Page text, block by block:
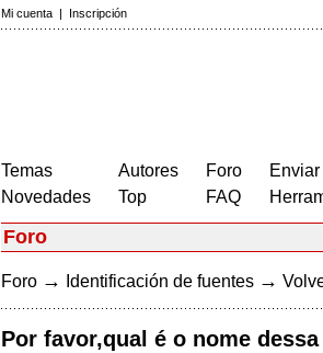
Mi cuenta | Inscripción
Temas
Novedades
Autores
Top
Foro
FAQ
Foro
Foro → Identificación de fuentes →
Por favor,qual é o nome